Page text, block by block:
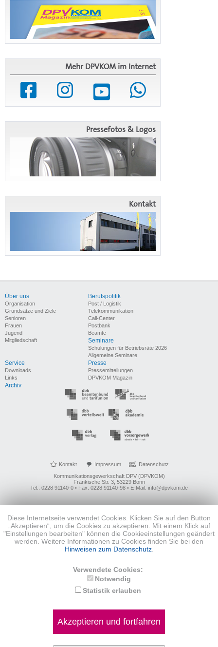
Mehr DPVKOM im Internet
Pressefotos & Logos
Kontakt
Über uns
Organisation
Grundsätze und Ziele
Senioren
Frauen
Jugend
Mitgliedschaft
Berufspolitik
Post / Logistik
Telekommunikation
Call-Center
Postbank
Beamte
Seminare
Schulungen für Betriebsräte 2026
Allgemeine Seminare
Service
Downloads
Links
Presse
Pressemitteilungen
DPVKOM Magazin
Archiv
Kontakt Impressum
Datenschutz
Kommunikationsgewerkschaft DPV (DPVKOM)
Fränkische Str. 3, 53229 Bonn
Tel.: 0228 91140-0 • Fax: 0228 91140-98 • E-Mail: info@dpvkom.de
Diese Internetseite verwendet Cookies. Klicken Sie auf den Button
„Akzeptieren“, um die Cookies zu akzeptieren. Mit einem Klick auf
"Einstellungen bearbeiten" können die Cookieeinstellungen geändert
werden. Weitere Informationen zu Cookies finden Sie bei den
Hinweisen zum Datenschutz.
Verwendete Cookies:
Notwendig
Statistik erlauben
Akzeptieren und fortfahren